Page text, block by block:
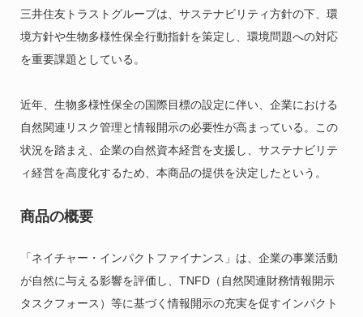
三井住友トラストグループは、サステナビリティ方針の下、環
境方針や生物多様性保全行動指針を策定し、環境問題への対応
を重要課題としている。
近年、生物多様性保全の国際目標の設定に伴い、企業における
自然関連リスク管理と情報開示の必要性が高まっている。この
状況を踏まえ、企業の自然資本経営を支援し、サステナビリテ
ィ経営を高度化するため、本商品の提供を決定したという。
商品の概要
「ネイチャー・インパクトファイナンス」は、企業の事業活動
が自然に与える影響を評価し、TNFD（自然関連財務情報開示
タスクフォース）等に基づく情報開示の充実を促すインパクト